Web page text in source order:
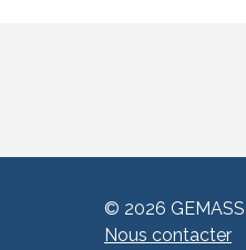
© 2026 GEMASS
Nous contacter